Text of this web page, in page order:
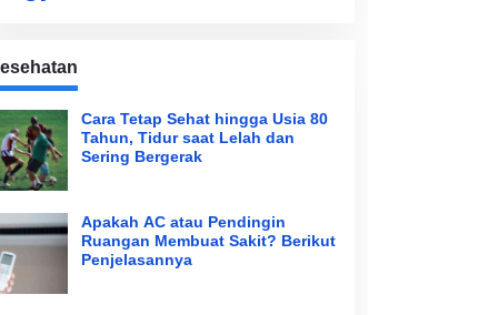
Cara Tetap Sehat hingga Usia 80
Tahun, Tidur saat Lelah dan
Sering Bergerak
Apakah AC atau Pendingin
Ruangan Membuat Sakit? Berikut
Penjelasannya